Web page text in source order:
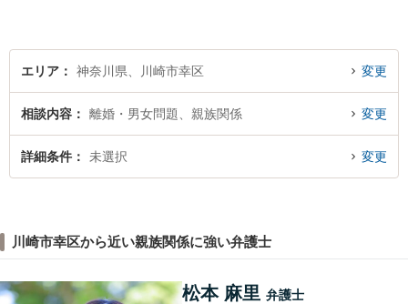
エリア 神奈川県、川崎市幸区 変更
相談内容 離婚・男女問題、親族関係 変更
詳細条件 未選択 変更
川崎市幸区から近い親族関係に強い弁護士
松本 麻里 弁護士